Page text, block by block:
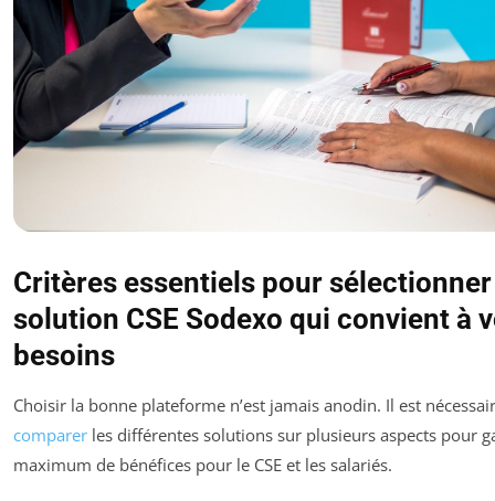
Critères essentiels pour
solution CSE Sodexo qui convient à
besoins
Choisir la bonne plateforme n’est jamais anodin. Il est
comparer les différentes solutions sur plusieurs aspects pour
maximum de bénéfices pour le CSE et les salariés.